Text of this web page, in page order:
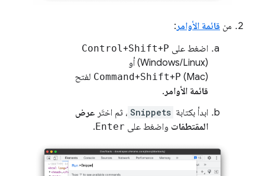
من قائمة الأوامر :
اضغط على
Control+Shift+P
(Windows/Linux) أو
Command+Shift+P (Mac) لفتح
قائمة الأوامر .
ابدأ بكتابة Snippets ، ثم اختَر عرض
المقتطفات واضغط على Enter
.